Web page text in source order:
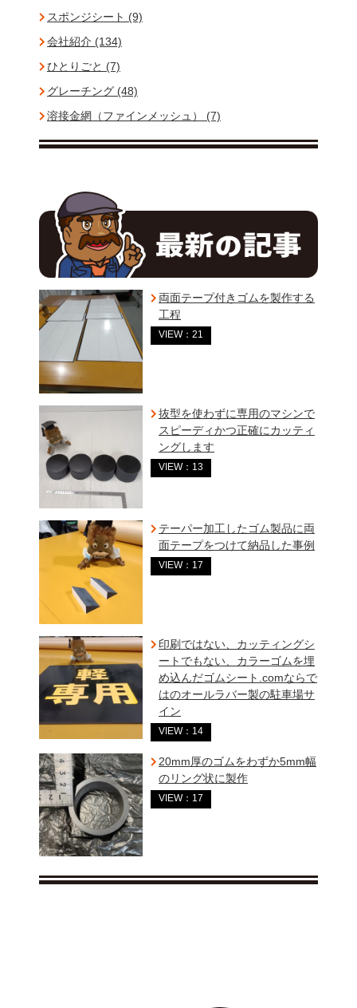
スポンジシート (9)
会社紹介 (134)
ひとりごと (7)
グレーチング (48)
溶接金網（ファインメッシュ） (7)
両面テープ付きゴムを製作する
工程
VIEW：21
抜型を使わずに専用のマシンで
スピーディかつ正確にカッティ
ングします
VIEW：13
テーパー加工したゴム製品に両
面テープをつけて納品した事例
VIEW：17
印刷ではない、カッティングシ
ートでもない、カラーゴムを埋
め込んだゴムシート.comならで
はのオールラバー製の駐車場サ
イン
VIEW：14
20mm厚のゴムをわずか5mm幅
のリング状に製作
VIEW：17